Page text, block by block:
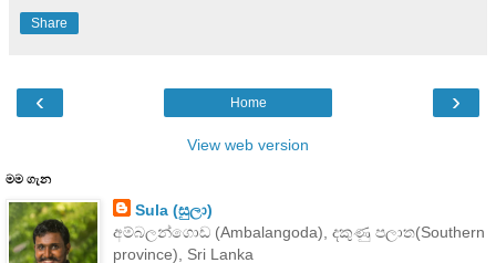
Share
‹ ›
Home
View web version
මම ගැන
Sula (සුලා)
අම්බලන්ගොඩ (Ambalangoda), දකුණු පලාත(Southern
province), Sri Lanka